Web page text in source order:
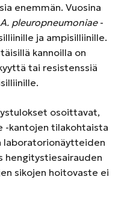
enemmän. Vuosina
A. pleuropneumoniae-
ja ampisilliinille.
kannoilla on
tai resistenssiä
osoittavat,
-kantojen tilakohtaista
laboratorionäytteiden
hengitystiesairauden
sikojen hoitovaste ei